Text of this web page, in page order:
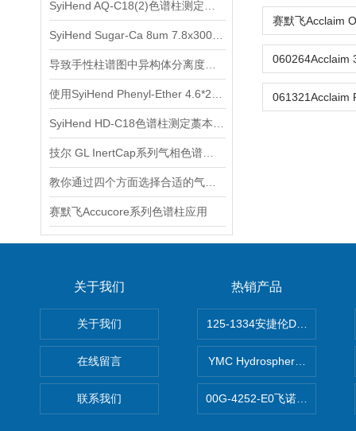
赛默飞Accucore系列色谱柱应用
关于我们
关于我们
在线留言
联系我们
热销产品
125-1334安捷伦DB-624色谱
YMC Hydrosphere C18亲水
00G-4252-E0飞诺美Luna